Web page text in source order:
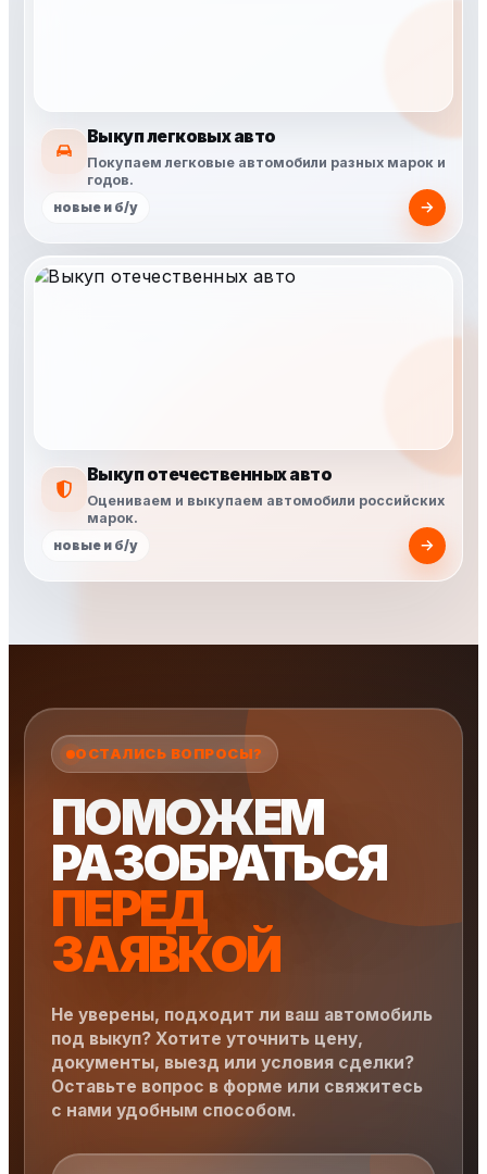
Выкуп легковых авто
Покупаем легковые автомобили разных марок и
годов.
новые и б/у
Выкуп отечественных авто
Оцениваем и выкупаем автомобили российских
марок.
новые и б/у
ОСТАЛИСЬ ВОПРОСЫ?
ПОМОЖЕМ
РАЗОБРАТЬСЯ
ПЕРЕД
ЗАЯВКОЙ
Не уверены, подходит ли ваш автомобиль
под выкуп? Хотите уточнить цену,
документы, выезд или условия сделки?
Оставьте вопрос в форме или свяжитесь
с нами удобным способом.